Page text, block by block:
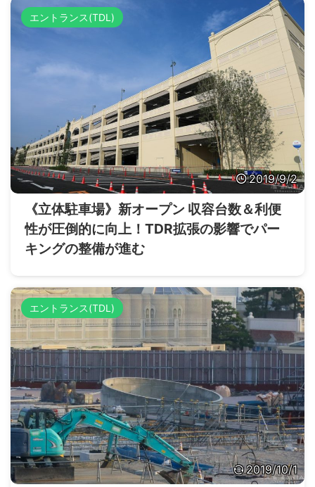
エントランス(TDL)
2019/9/2
《立体駐車場》新オープン 収容台数＆利便
性が圧倒的に向上！TDR拡張の影響でパー
キングの整備が進む
エントランス(TDL)
2019/10/1